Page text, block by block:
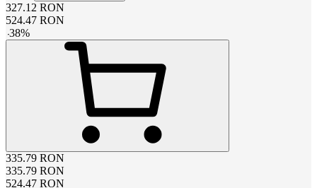
327.12 RON
524.47 RON
-38%
335.79 RON
335.79 RON
524.47 RON